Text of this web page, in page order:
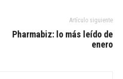
Artículo siguiente
Pharmabiz: lo más leído de
enero